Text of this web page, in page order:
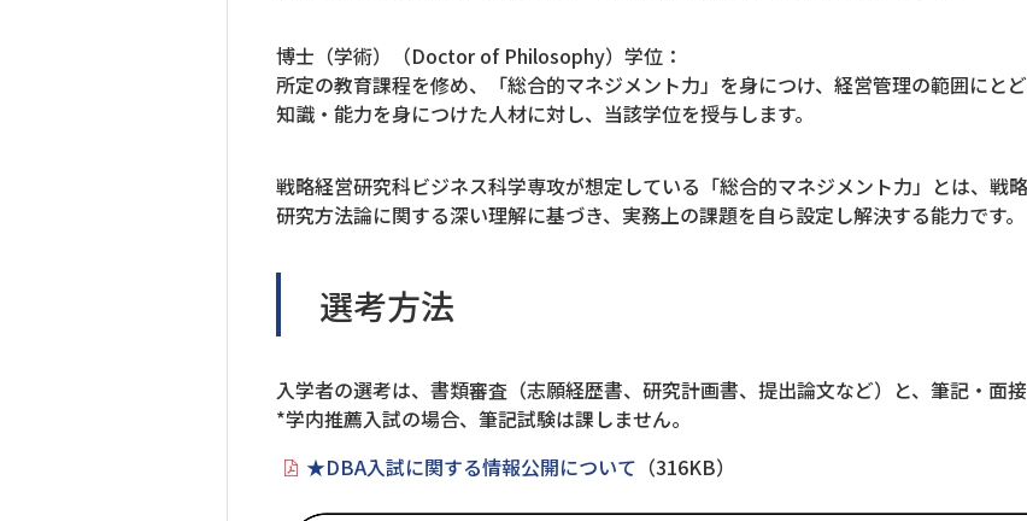
博士（学術）（Doctor of Philosophy）学位：
所定の教育課程を修め、「総合的マネジメント力」を身につけ、経営管理の範囲にと
知識・能力を身につけた人材に対し、当該学位を授与します。
戦略経営研究科ビジネス科学専攻が想定している「総合的マネジメント力」とは、戦
研究方法論に関する深い理解に基づき、実務上の課題を自ら設定し解決する能力です。
選考方法
入学者の選考は、書類審査（志願経歴書、研究計画書、提出論文など）と、筆記・面接
*学内推薦入試の場合、筆記試験は課しません。
★DBA入試に関する情報公開について （316KB）